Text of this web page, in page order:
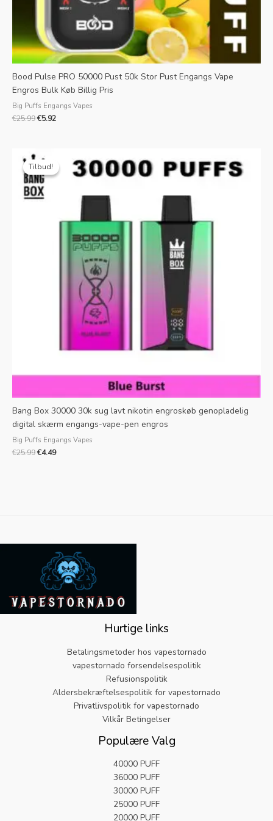
Bood Pulse PRO 50000 Pust 50k Stor Pust Engangs Vape
Engros Bulk Køb Billig Pris
Big Puffs Engangs Vapes
€25.99€5.92
Tilbud!
Tilbud!
Bang Box 30000 30k sug lavt nikotin engroskøb genopladelig
digital skærm engangs-vape-pen engros
Big Puffs Engangs Vapes
€25.99
pris
var:
€25.99.
€4.49
er:
Hurtige links
Betalingsmetoder hos vapestornado
vapestornado forsendelsespolitik
Refusionspolitik
Aldersbekræftelsespolitik for vapestornado
Privatlivspolitik for vapestornado
Vilkår Betingelser
Populære Valg
40000 PUFF
36000 PUFF
30000 PUFF
25000 PUFF
20000 PUFF